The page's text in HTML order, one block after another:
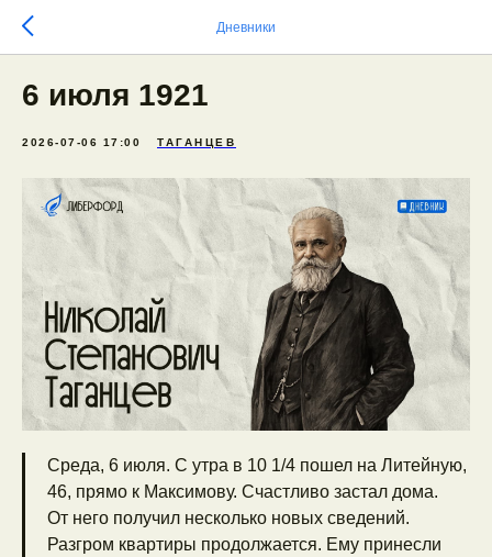
Дневники
6 июля 1921
2026-07-06 17:00 ТАГАНЦЕВ
Среда, 6 июля. С утра в 10 1/4 пошел на Литейную,
46, прямо к Максимову. Счастливо застал дома.
От него получил несколько новых сведений.
Разгром квартиры продолжается. Ему принесли